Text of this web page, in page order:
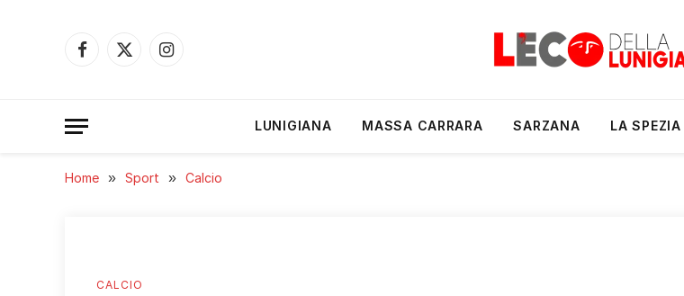
Facebook
X
Instagram
LUNIGIANA MASSA CARRARA SARZANA LA SPEZIA
Home » Sport » Calcio
CALCIO